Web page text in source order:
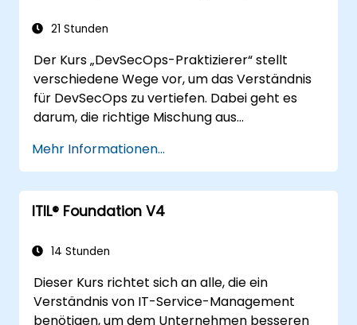
Wertstromkartierung.
21 Stunden
Der Kurs „DevSecOps-Praktizierer“ stellt
verschiedene Wege vor, um das Verständnis
für DevSecOps zu vertiefen. Dabei geht es
darum, die richtige Mischung aus
und technologischen Lösungen zu finden – ein
idealer Ansatz für Organisationen, die sich
kürzlich im Bereich DevOps weiterentwickelt
haben und nun ihre DevSecOps-Kompetenz
Mehr Informationen...
ITIL® Foundation V4
14 Stunden
Dieser Kurs richtet sich an alle, die ein
Verständnis von IT-Service-Management
benötigen, um dem Unternehmen besseren